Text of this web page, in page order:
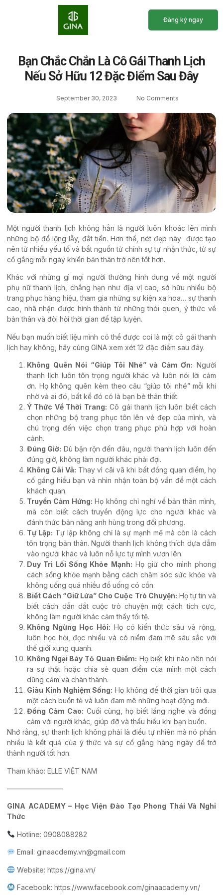
Đăng ký ngay
Bạn Chắc Chắn Là Cô Gái Thanh Lịch
Nếu Sở Hữu 12 Đặc Điểm Sau Đây
September 30, 2023 No Comments
Một người thanh lịch không hẳn là người luôn khoác lên mình
những bộ đồ lộng lẫy, đắt tiền. Hơn thế, nét đẹp này được tạo
nên từ nhiều yếu tố và bắt nguồn từ chính sự tự nhận thức, từ sự
cố gắng mỗi ngày khiến bản thân trở nên tốt hơn.
Khác với những gì mọi người thường hình dung về một người
phụ nữ thanh lịch, chẳng hạn như địa vị cao, sở hữu nhiều bộ
trang phục hàng hiệu, tham gia những sự kiện xa hoa… sự thanh
cao, nhã nhặn được hình thành từ những thói quen, ý thức về
bản thân và đòi hỏi thời gian để tập luyện.
Nếu bạn muốn biết liệu mình có thể được coi là một cô gái thanh
lịch hay không, hãy cùng GINA xem xét 12 đặc điểm sau đây.
Không Quên Nói “Giúp Tôi Nhé” và Cảm Ơn: Người
thanh lịch luôn tôn trọng người khác và luôn nói lời cảm
ơn. Họ không quên kèm theo câu “giúp tôi nhé” mỗi khi
nhờ vả ai đó, bất kể đó có là bạn bè thân thiết.
Ý Thức Về Thời Trang: Cô gái thanh lịch luôn biết cách
chọn những bộ trang phục tôn lên vẻ đẹp của mình, và
chú trọng đến việc chọn trang phục phù hợp với hoàn
cảnh.
Đúng Giờ: Dù bận rộn đến đâu, người thanh lịch luôn đến
đúng giờ, không làm người khác phải đợi.
Không Cãi Vã: Thay vì cãi vã khi bất đồng quan điểm, họ
cố gắng hiểu bạn và nhìn nhận toàn bộ vấn đề một cách
khách quan.
Truyền Cảm Hứng: Họ không chỉ nghĩ về bản thân mình,
mà còn biết cách truyền động lực cho người khác và
đánh thức bản năng anh hùng trong đối phương.
Tự Lập: Tự lập không chỉ là sự mạnh mẽ mà còn là cách
tôn trọng bản thân. Người thanh lịch không thích dựa dẫm
vào người khác và luôn nỗ lực tự mình vươn lên.
Duy Trì Lối Sống Khỏe Mạnh: Họ giữ cho mình phong
cách sống khỏe mạnh bằng cách chăm sóc sức khỏe và
không uống quá nhiều đồ uống có cồn.
Biết Cách “Giữ Lửa” Cho Cuộc Trò Chuyện: Họ tự tin và
biết cách dẫn dắt cuộc trò chuyện một cách tích cực,
không làm người khác cảm thấy tồi tệ.
Không Ngừng Học Hỏi: Họ có kiến thức sâu và rộng,
luôn học hỏi, đọc nhiều và có niềm đam mê sâu sắc với
thế giới xung quanh.
Không Ngại Bày Tỏ Quan Điểm: Họ biết khi nào nên nói
ra sự thật hoặc chia sẻ quan điểm của mình một cách
dũng cảm và chân thành.
Giàu Kinh Nghiệm Sống: Họ không để thời gian trôi qua
một cách buồn tẻ và luôn đam mê những hoạt động mới.
Đồng Cảm Cao: Cuối cùng, họ biết lắng nghe và đồng
cảm với người khác, giúp đỡ và thấu hiểu khi bạn buồn.
Nhớ rằng, sự thanh lịch không phải là điều tự nhiên mà nó phần
nhiều là kết quả của ý thức và sự cố gắng hàng ngày để trở
thành người tốt hơn.
Tham khảo: ELLE VIỆT NAM
————————
GINA ACADEMY – Học Viện Đào Tạo Phong Thái Và Nghi
Thức
Hotline: 0908088282
Email: ginaacdemy.vn@gmail.com
Website: https://gina.vn/
Facebook: https://www.facebook.com/ginaacademy.vn/